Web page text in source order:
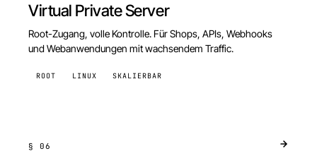
Virtual Private Server
Root-Zugang, volle Kontrolle. Für Shops, APIs, Webhooks
und Webanwendungen mit wachsendem Traffic.
ROOT LINUX SKALIERBAR
§06